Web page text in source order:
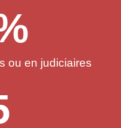
ou en judiciaires